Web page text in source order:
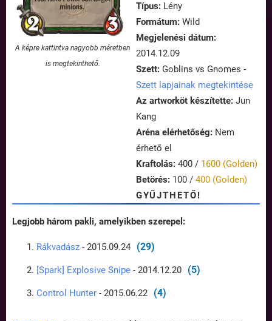
A képre kattintva nagyobb méretben
is megtekinthető.
Típus: Lény
Formátum: Wild
Megjelenési dátum:
2014.12.09
Szett: Goblins vs Gnomes -
Szett lapjainak megtekintése
Az artworköt készítette: Jun
Kang
Aréna elérhetőség: Nem
érhető el
Kraftolás: 400 / 1600 (Golden)
Betörés: 100 / 400 (Golden)
GYŰJTHETŐ!
Legjobb három pakli, amelyikben szerepel:
Rákvadász - 2015.09.24 (29)
[Spark] Explosive Snipe - 2014.12.20 (5)
Control Hunter - 2015.06.22 (4)